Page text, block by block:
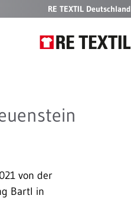
RE TEXTIL Deutschland
von der
Bartl in